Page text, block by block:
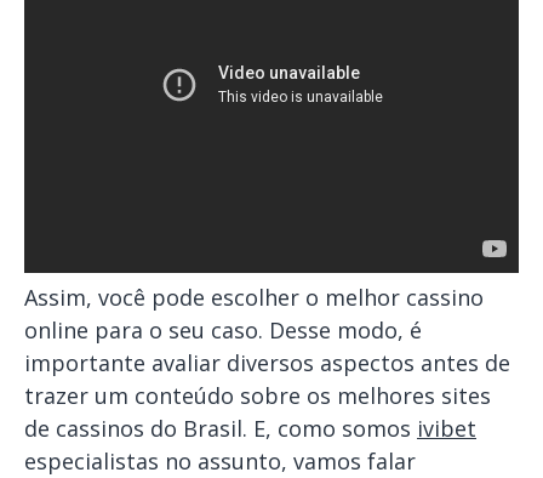
Assim, você pode escolher o melhor cassino
online para o seu caso. Desse modo, é
importante avaliar diversos aspectos antes de
trazer um conteúdo sobre os melhores sites
de cassinos do Brasil. E, como somos ivibet
especialistas no assunto, vamos falar